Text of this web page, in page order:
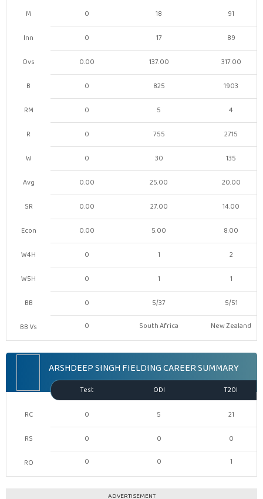
M
Inn
Ovs
B
RM
R
W
Avg
SR
Econ
W4H
W5H
BB
BB Vs
0 18 91
0 17 89
0.00 137.00 317.00
0 825 1903
0 5 4
0 755 2715
0 30 135
0.00 25.00 20.00
0.00 27.00 14.00
0.00 5.00 8.00
0 1 2
0 1 1
0 5/37
5/51
0
South Africa New Zealand
ARSHDEEP SINGH FIELDING CAREER SUMMARY
RC
RS
RO
Test ODI T20I
0 5 21
0 0
0
0
0 1
ADVERTISEMENT